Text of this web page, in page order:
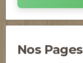
Nos Pages